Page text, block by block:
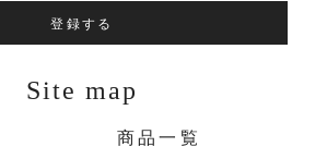
登録する
Site map
商品一覧